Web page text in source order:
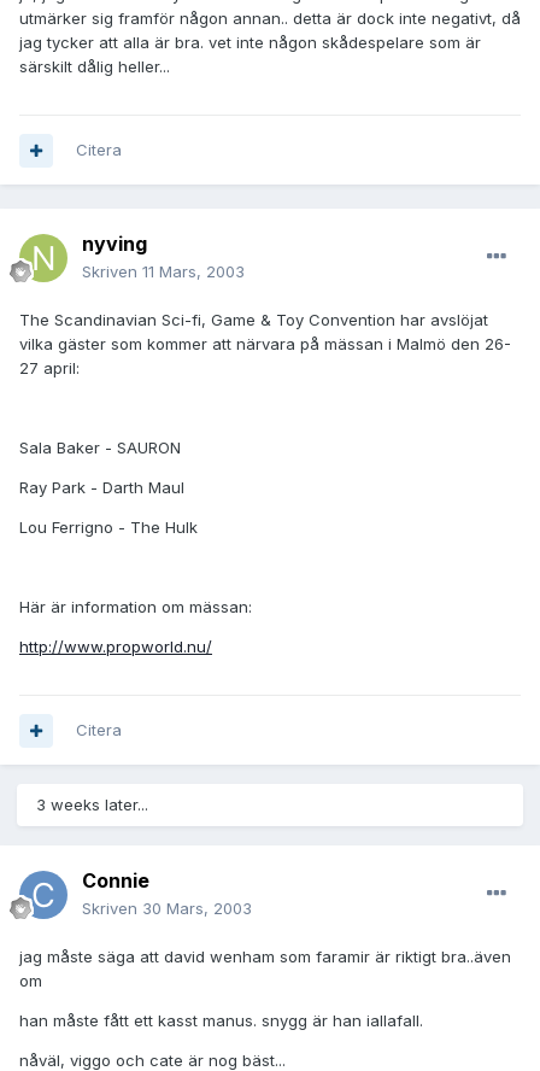
utmärker sig framför någon annan.. detta är dock inte negativt, då
jag tycker att alla är bra. vet inte någon skådespelare som är
särskilt dålig heller...
Citera
nyving
Skriven 11 Mars, 2003
The Scandinavian Sci-fi, Game & Toy Convention har avslöjat
vilka gäster som kommer att närvara på mässan i Malmö den 26-
27 april:
Sala Baker - SAURON
Ray Park - Darth Maul
Lou Ferrigno - The Hulk
Här är information om mässan:
http://www.propworld.nu/
Citera
3 weeks later...
Connie
Skriven 30 Mars, 2003
jag måste säga att david wenham som faramir är riktigt bra..även
om
han måste fått ett kasst manus. snygg är han iallafall.
nåväl, viggo och cate är nog bäst...